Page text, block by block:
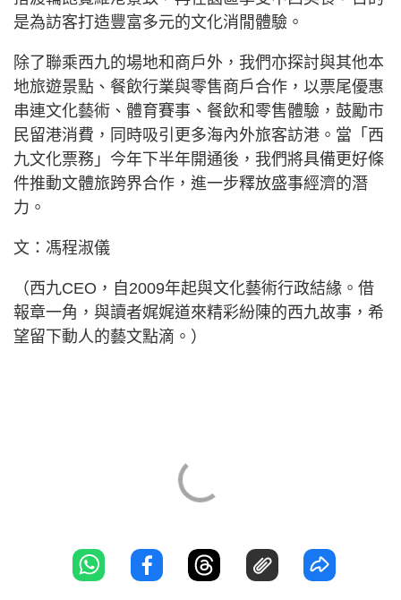
是為訪客打造豐富多元的文化消閒體驗。
除了聯乘西九的場地和商戶外，我們亦探討與其他本
地旅遊景點、餐飲行業與零售商戶合作，以票尾優惠
串連文化藝術、體育賽事、餐飲和零售體驗，鼓勵市
民留港消費，同時吸引更多海內外旅客訪港。當「西
九文化票務」今年下半年開通後，我們將具備更好條
件推動文體旅跨界合作，進一步釋放盛事經濟的潛
力。
文：馮程淑儀
（西九CEO，自2009年起與文化藝術行政結緣。借
報章一角，與讀者娓娓道來精彩紛陳的西九故事，希
望留下動人的藝文點滴。）